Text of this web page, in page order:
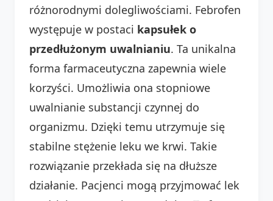
różnorodnymi dolegliwościami. Febrofen
występuje w postaci kapsułek o
przedłużonym uwalnianiu. Ta unikalna
forma farmaceutyczna zapewnia wiele
korzyści. Umożliwia ona stopniowe
uwalnianie substancji czynnej do
organizmu. Dzięki temu utrzymuje się
stabilne stężenie leku we krwi. Takie
rozwiązanie przekłada się na dłuższe
działanie. Pacjenci mogą przyjmować lek